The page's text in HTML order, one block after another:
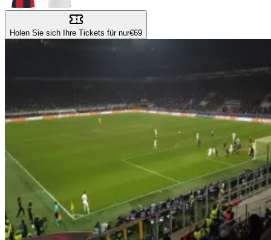
Holen Sie sich Ihre Tickets für nur€69